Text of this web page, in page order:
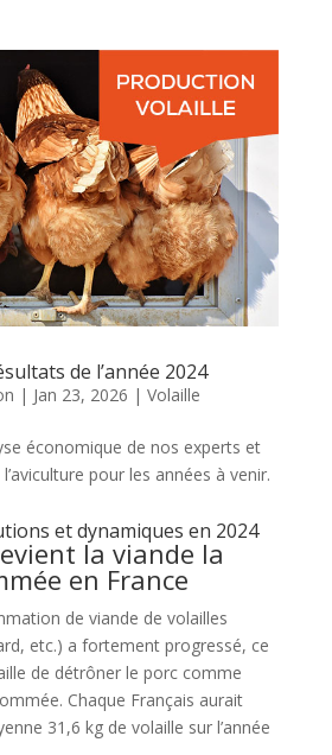
de l’année 2024
| Jan 23, 2026 | Volaille
économique de nos experts et
pour les années à venir.
et dynamiques en 2024
la viande la
en France
de viande de volailles
etc.) a fortement progressé, ce
de détrôner le porc comme
Chaque Français aurait
31,6 kg de volaille sur l’année